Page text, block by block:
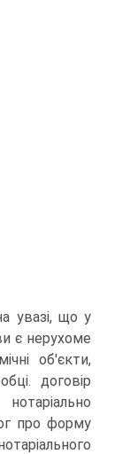
увазі, що у
є нерухоме
об'єкти,
договір
про форму